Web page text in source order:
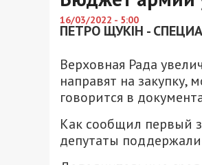
16/03/2022 - 5:00
ПЕТРО ЩУКІН -
Верховная Рада
направят на
говорится в
Как сообщил первый
депутаты поддержали